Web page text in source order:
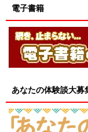
電子書籍
あなたの体験談大募